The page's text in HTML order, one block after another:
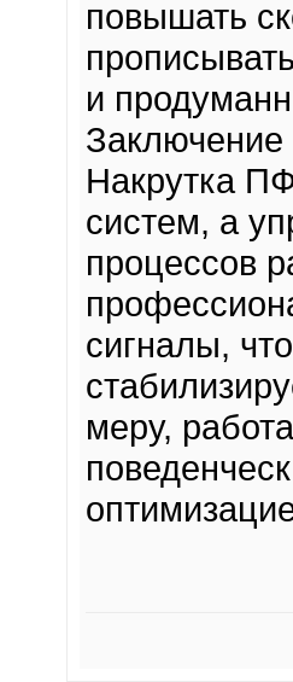
повышать
и
Заключение
Накрутка
систем, а
процессов
сигналы,
меру,